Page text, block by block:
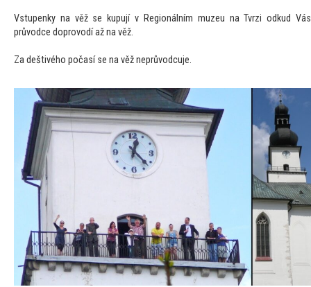
Vstupenky na věž se kupují v Regionálním muzeu na Tvrzi odkud Vás
průvodce doprovodí až na věž.
Za deštivého počasí se na věž neprůvodcuje.